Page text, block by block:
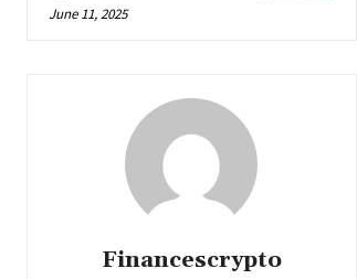
June 11, 2025
Financescrypto